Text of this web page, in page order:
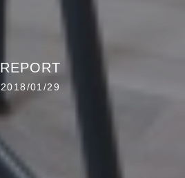
REPORT
2018/01/29